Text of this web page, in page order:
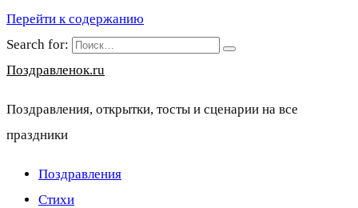
Перейти к содержанию
Search for:
Поздравленок.ru
Поздравления, открытки, тосты и сценарии на все
праздники
Поздравления
Стихи